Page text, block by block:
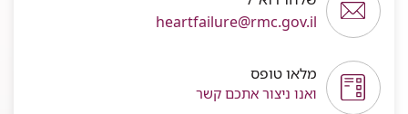
heartfailure@rmc.gov.il
מלאו טופס
ואנו ניצור אתכם קשר